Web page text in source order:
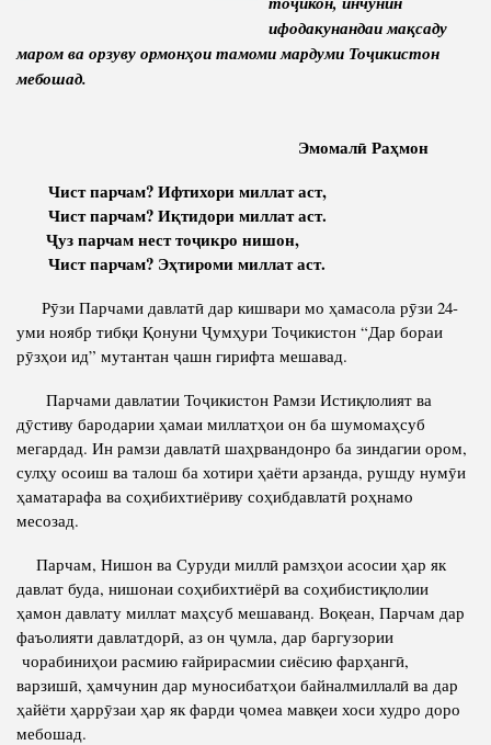
Biography
PRESIDENT OF THE REPUBLIC OF TAJIKISTAN
Directors and Staff
ифодакунандаимақсаду
маромва орзувуормонҳоитамомимардуми Тоҷикистон
мебошад.
ЭмомалӣРаҳмон
Чист парчам? Ифтихори миллат аст,
Чист парчам? Иқтидоримиллатаст.
Ҷузпарчамнесттоҷикро нишон,
Чист парчам? Эҳтиромимиллатаст.
Рӯзи Парчами давлатӣ дар кишвари мо ҳамасола рӯзи 24-
уми ноябр тибқи Қонуни Ҷумҳури Тоҷикистон “Дар бораи
рӯзҳои ид” мутантан ҷашн гирифта мешавад.
Парчами давлатии Тоҷикистон Рамзи Истиқлолият ва
дӯстиву бародарии ҳамаи миллатҳои он ба шумомаҳсуб
мегардад. Ин рамзи давлатӣ шаҳрвандонро ба зиндагии ором,
сулҳу осоиш ва талош ба хотири ҳаёти арзанда, рушду нумӯи
ҳаматарафа ва соҳибихтиёриву соҳибдавлатӣ роҳнамо
месозад.
Парчам, Нишон ва Суруди миллӣ рамзҳои асосии ҳар як
давлат буда, нишонаи соҳибихтиёрӣ ва соҳибистиқлолии
ҳамон давлату миллат маҳсуб мешаванд. Воқеан, Парчам дар
фаъолияти давлатдорӣ, аз он ҷумла, дар баргузории
чорабиниҳои расмию ғайрирасмии сиёсию фарҳангӣ,
варзишӣ, ҳамчунин дар муносибатҳои байналмиллалӣ ва дар
ҳайёти ҳаррӯзаи ҳар як фарди ҷомеа мавқеи хоси худро доро
мебошад.